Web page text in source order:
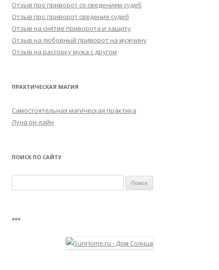
Отзыв про приворот со сведением судеб
Отзыв про приворот сведение судеб
Отзыв на снятие приворота и защиту
Отзыв на любовный приворот на мужчину
Отзыв на рассорку мужа с другом
ПРАКТИЧЕСКАЯ МАГИЯ
Самостоятельная магическая практика
Луна он-лайн
ПОИСК ПО САЙТУ
***